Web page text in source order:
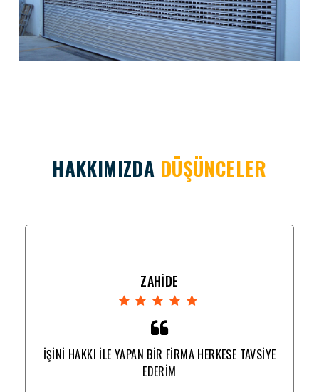
HAKKIMIZDA DÜŞÜNCELER
ZAHİDE
İŞİNİ HAKKI İLE YAPAN BİR FİRMA HERKESE TAVSİYE
EDERİM